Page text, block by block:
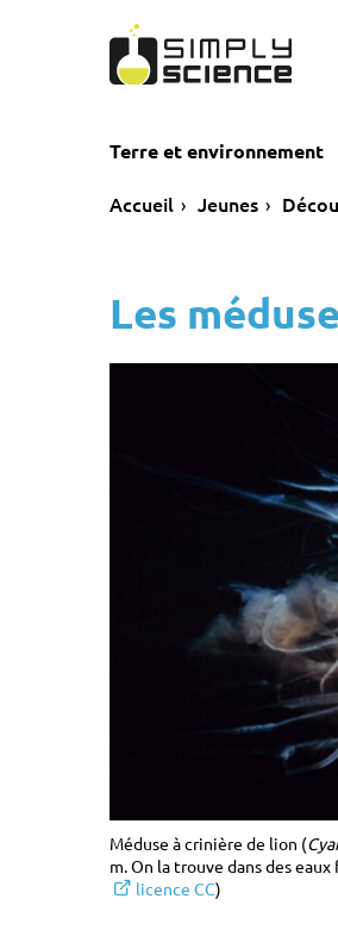
Terre et environnement
Accueil Jeunes
Les
Méduse à crinière de lion (
m. On la trouve dans des
licence CC)